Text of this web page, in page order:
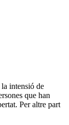
intensió de
que han
Per altre part